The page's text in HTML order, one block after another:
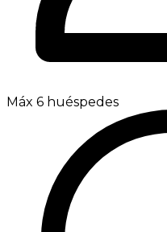
Máx 6 huéspedes